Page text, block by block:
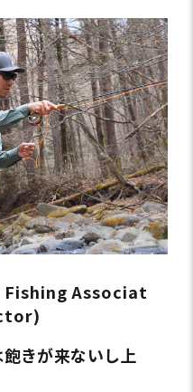
Fishing Associat
きが来ないし上